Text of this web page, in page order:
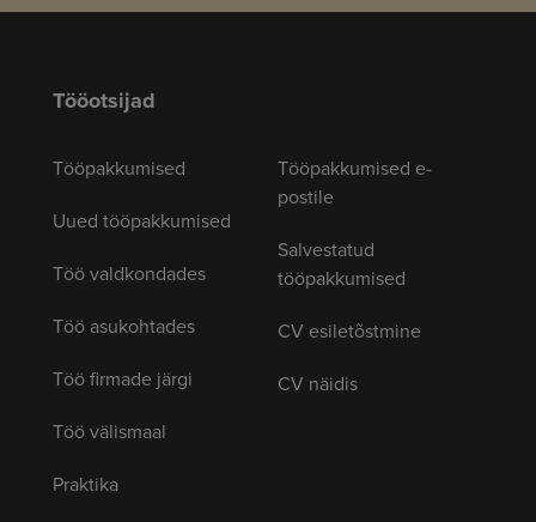
Tööotsijad
Tööpakkumised
Uued tööpakkumised
Töö valdkondades
Töö asukohtades
Töö firmade järgi
Töö välismaal
Praktika
Tööpakkumised e-
postile
Salvestatud
tööpakkumised
CV esiletõstmine
CV näidis